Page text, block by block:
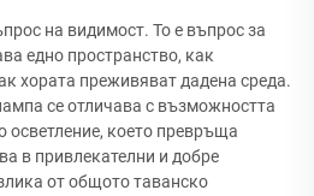
на видимост. То е въпрос за
едно пространство, как
хората преживяват дадена среда.
се отличава с възможността
осветление, което превръща
в привлекателни и добре
от общото таванско